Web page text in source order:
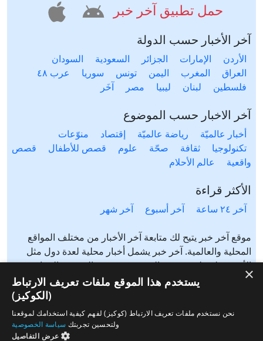
حمل تطبيق آخر خبر
آخر الأخبار حسب الدولة
الأردن الإمارات الجزائر السعودية
السودان
العراق
المغرب اليمن تونس سوريا
عرب ٤٨
فلسطين
لبنان ليبيا مصر آخَر
آخر الاخبار حسب الموضوع
أخبار عالميّة رياضة عالميّة إقتصاد
منوّعات
تكنولوجيا
ثقافة صحّة علوم قصص للأطفال
قصص
واقعية
عالم الأحلام
الأكثر قراءة
آخر ٢٤ ساعة آخر أسبوع آخر شهر
موقع آخر خبر يتيح لك متابعة آخر الأخبار من مختلف المواقع
المحلية والعالمية. آخر خبر يشمل أخبار محلية لعدة دول مثل
الأردن، فلسطين، مصر، السعودية، تونس، المغرب، الجزائر،
عرب ٤٨، لبنان، العراق، اليمن وغيرها آخر خبر يتيح متابعة أخبار
من شتى المواضيع مثل: أخبار محلية، أخبار عالمية، رياضة،
إقتصاد، ثقافة، منوعات وغيرها تابع الأخبار المحلية والعالمية من
مختلف المواقع الإخبارية: الجزيرة، العربية، بي بي سي، سي ان
×
يستخدم هذا الموقع ملفات تعريف الارتباط
(الكوكيز)
نحن نستخدم ملفات تعريف الارتباط (كوكيز) لفهم كيفية استخدامك لموقعنا
ولتحسين تجربتك سياسة الخصوصية
عرض التفاصيل